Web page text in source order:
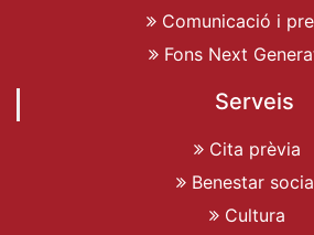
Comunicació i
Fons Next
Serveis
Cita prèvia
Benestar
Cultura